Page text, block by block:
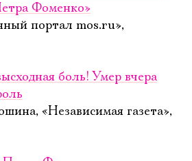
Фоменко»
портал mos.ru»,
боль! Умер вчера
«Независимая газета»,